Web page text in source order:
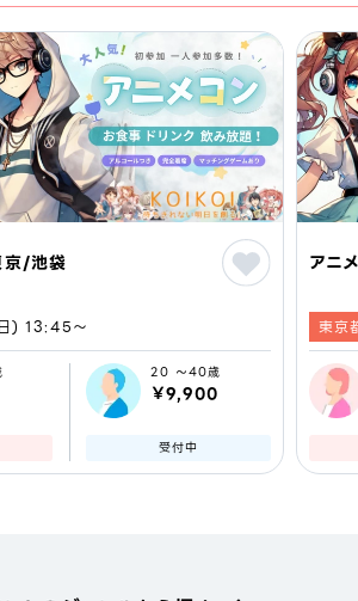
/池袋
) 13:45〜
20 ～40歳
￥9,900
受付中
アニ
東京